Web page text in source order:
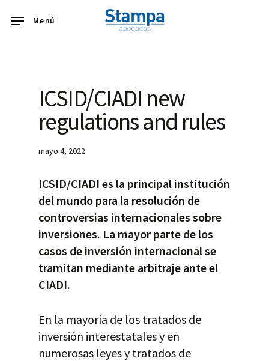
Menú
ICSID/CIADI new
regulations and rules
mayo 4, 2022
ICSID/CIADI es la principal institución
del mundo para la resolución de
controversias internacionales sobre
inversiones. La mayor parte de los
casos de inversión internacional se
tramitan mediante arbitraje ante el
CIADI.
En la mayoría de los tratados de
inversión interestatales y en
numerosas leyes y tratados de